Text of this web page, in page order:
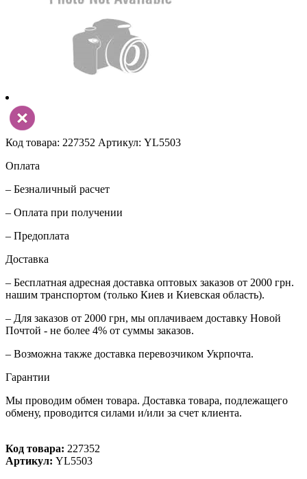
Код товара: 227352 Артикул: YL5503
Оплата
– Безналичный расчет
– Оплата при получении
– Предоплата
Доставка
– Бесплатная адресная доставка оптовых заказов от 2000 грн.
нашим транспортом (только Киев и Киевская область).
– Для заказов от 2000 грн, мы оплачиваем доставку Новой
Почтой - не более 4% от суммы заказов.
– Возможна также доставка перевозчиком Укрпочта.
Гарантии
Мы проводим обмен товара. Доставка товара, подлежащего
обмену, проводится силами и/или за счет клиента.
Код товара: 227352
Артикул: YL5503